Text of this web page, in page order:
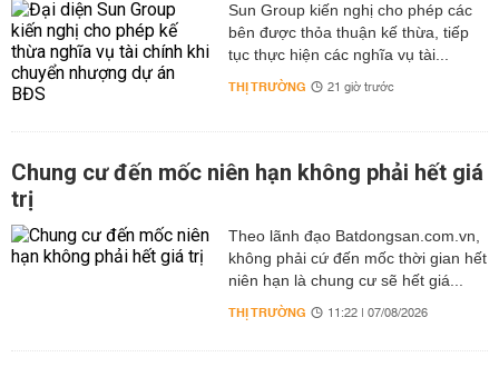
Sun Group kiến nghị cho phép các
bên được thỏa thuận kế thừa, tiếp
tục thực hiện các nghĩa vụ tài...
THỊ TRƯỜNG 21 giờ trước
Chung cư đến mốc niên hạn không phải hết giá
trị
Theo lãnh đạo Batdongsan.com.vn,
không phải cứ đến mốc thời gian hết
niên hạn là chung cư sẽ hết giá...
THỊ TRƯỜNG 11:22 | 07/08/2026